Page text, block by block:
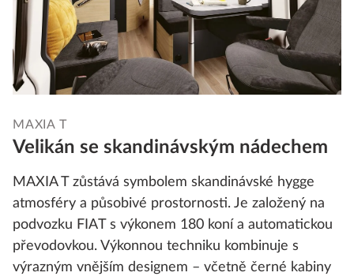
MAXIA T
Velikán se skandinávským nádechem
MAXIA T zůstává symbolem skandinávské hygge
atmosféry a působivé prostornosti. Je založený na
podvozku FIAT s výkonem 180 koní a automatickou
převodovkou. Výkonnou techniku kombinuje s
výrazným vnějším designem – včetně černé kabiny